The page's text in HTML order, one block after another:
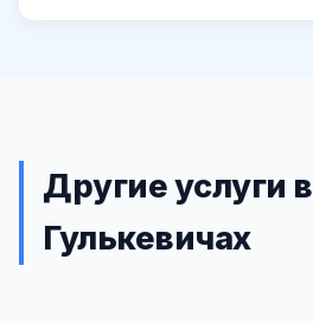
Другие услуги в
Гулькевичах